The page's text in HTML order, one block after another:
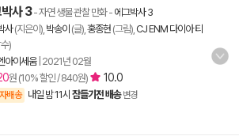
사 3- 자연 생물 관찰 만화- 에그박사 3
사(지은이), 박송이 (글), 홍종현 (그림), CJ ENM 다이아 티
)
아이세움| 2021년 02월
원 (10% 할인 / 840원) 10.0
배송 내일 밤 11시 잠들기전 배송 변경